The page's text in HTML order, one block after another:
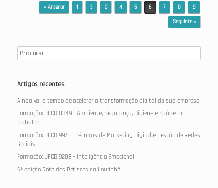
Post navigation
« Anterior 1 2 3 4 5 6 7 8 9
Seguinte »
Artigos recentes
Ainda vai a tempo de acelerar a transformação digital da sua empresa
Formação: UFCD 0349 – Ambiente, Segurança, Higiene e Saúde no
Trabalho
Formação: UFCD 9978 – Técnicas de Marketing Digital e Gestão de Redes
Sociais
Formação: UFCD 9208 – Inteligência Emocional
5.ª edição Rota dos Petiscos da Lourinhã